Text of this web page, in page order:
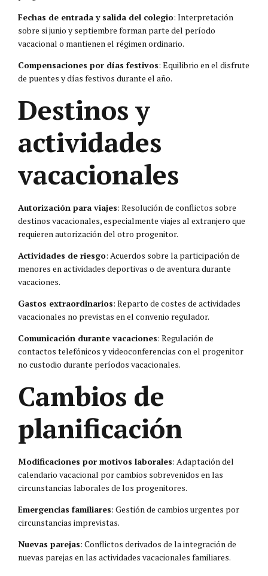
Fechas de entrada y salida del colegio: Interpretación
sobre si junio y septiembre forman parte del período
vacacional o mantienen el régimen ordinario.
Compensaciones por días festivos: Equilibrio en el disfrute
de puentes y días festivos durante el año.
Destinos y
actividades
vacacionales
Autorización para viajes: Resolución de conflictos sobre
destinos vacacionales, especialmente viajes al extranjero que
requieren autorización del otro progenitor.
Actividades de riesgo: Acuerdos sobre la participación de
menores en actividades deportivas o de aventura durante
vacaciones.
Gastos extraordinarios: Reparto de costes de actividades
vacacionales no previstas en el convenio regulador.
Comunicación durante vacaciones: Regulación de
contactos telefónicos y videoconferencias con el progenitor
no custodio durante períodos vacacionales.
Cambios de
planificación
Modificaciones por motivos laborales: Adaptación del
calendario vacacional por cambios sobrevenidos en las
circunstancias laborales de los progenitores.
Emergencias familiares: Gestión de cambios urgentes por
circunstancias imprevistas.
Nuevas parejas: Conflictos derivados de la integración de
nuevas parejas en las actividades vacacionales familiares.